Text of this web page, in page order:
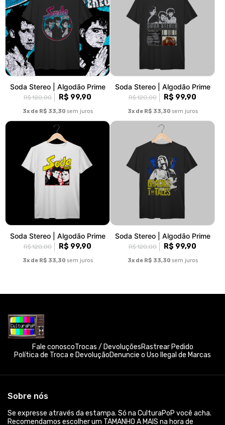
Soda Stereo | Algodão Prime
R$ 120,00 R$ 99,90
3x de R$ 33,30 sem juros
Soda Stereo | Algodão Prime
R$ 120,00 R$ 99,90
3x de R$ 33,30 sem juros
Soda Stereo | Algodão Prime
R$ 120,00 R$ 99,90
3x de R$ 33,30 sem juros
Soda Stereo | Algodão Prime
R$ 120,00 R$ 99,90
3x de R$ 33,30 sem juros
Fale conoscoTrocas / DevoluçõesRastrear Pedido
Política de Troca e DevoluçãoDenuncie o Uso Ilegal de Marcas
Sobre nós
Se expresse através da estampa. Só na CulturaPoP você acha.
Recomendamos escolher um TAMANHO A MAIS na hora de